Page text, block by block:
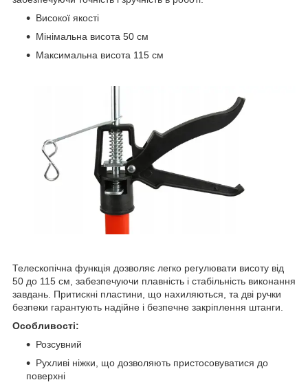
Високої якості
Мінімальна висота 50 см
Максимальна висота 115 см
Телескопічна функція дозволяє легко регулювати висоту від
50 до 115 см, забезпечуючи плавність і стабільність виконання
завдань. Притискні пластини, що нахиляються, та дві ручки
безпеки гарантують надійне і безпечне закріплення штанги.
Особливості:
Розсувний
Рухливі ніжки, що дозволяють пристосовуватися до
поверхні